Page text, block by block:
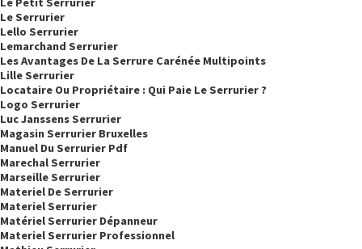
Le Serrurier
Lello Serrurier
Lemarchand Serrurier
Les Avantages De La Serrure Carénée Multipoints
Lille Serrurier
Locataire Ou Propriétaire : Qui Paie Le Serrurier ?
Logo Serrurier
Luc Janssens Serrurier
Magasin Serrurier Bruxelles
Manuel Du Serrurier Pdf
Marechal Serrurier
Marseille Serrurier
Materiel De Serrurier
Materiel Serrurier
Matériel Serrurier Dépanneur
Materiel Serrurier Professionnel